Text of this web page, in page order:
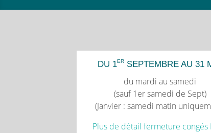
DU 1ER SEPTEMBRE AU 31
du mardi au samedi
(sauf 1er samedi de Sept)
(Janvier : samedi matin
Plus de détail fermeture congés